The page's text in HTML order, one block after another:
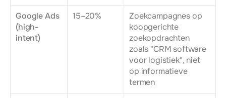
Google Ads
(high-
intent)
15–20%
Zoekcampagnes op
koopgerichte
zoekopdrachten
zoals "CRM software
voor logistiek", niet
op informatieve
termen